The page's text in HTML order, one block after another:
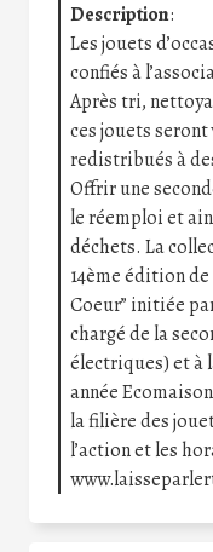
Description:
Les jouets
confiés à
Après tri,
ces jouets
redistribués à
Offrir une
le réemploi et
déchets. La
14ème édition
Coeur” initiée
chargé de la
électriques) et à
année
la filière des
l’action et les